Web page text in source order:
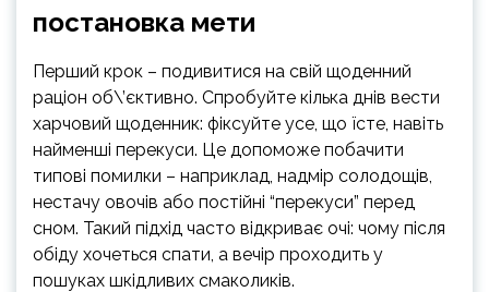
постановка мети
Перший крок – подивитися на свій щоденний
раціон об\’єктивно. Спробуйте кілька днів вести
харчовий щоденник: фіксуйте усе, що їсте, навіть
найменші перекуси. Це допоможе побачити
типові помилки – наприклад, надмір солодощів,
нестачу овочів або постійні “перекуси” перед
сном. Такий підхід часто відкриває очі: чому після
обіду хочеться спати, а вечір проходить у
пошуках шкідливих смаколиків.